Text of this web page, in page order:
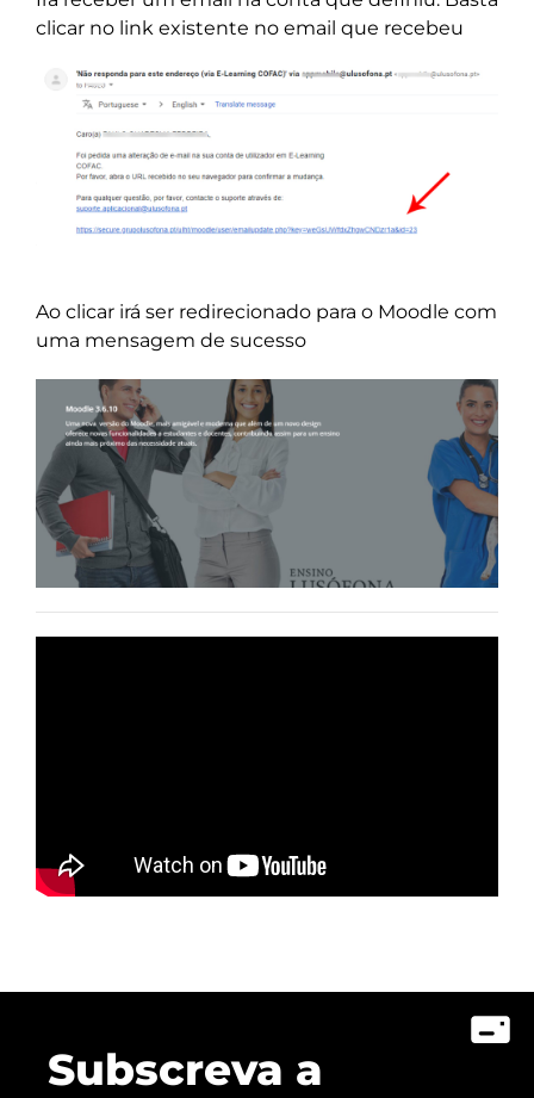
clicar no link existente no email que recebeu
Ao clicar irá ser redirecionado para o Moodle com
uma mensagem de sucesso
Subscreva a